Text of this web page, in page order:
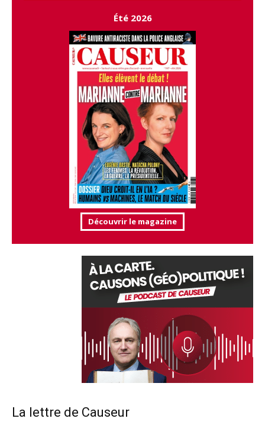
Été 2026
Découvrir le magazine
La lettre de Causeur